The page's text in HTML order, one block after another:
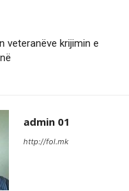
veteranëve krijimin e
admin 01
http://fol.mk